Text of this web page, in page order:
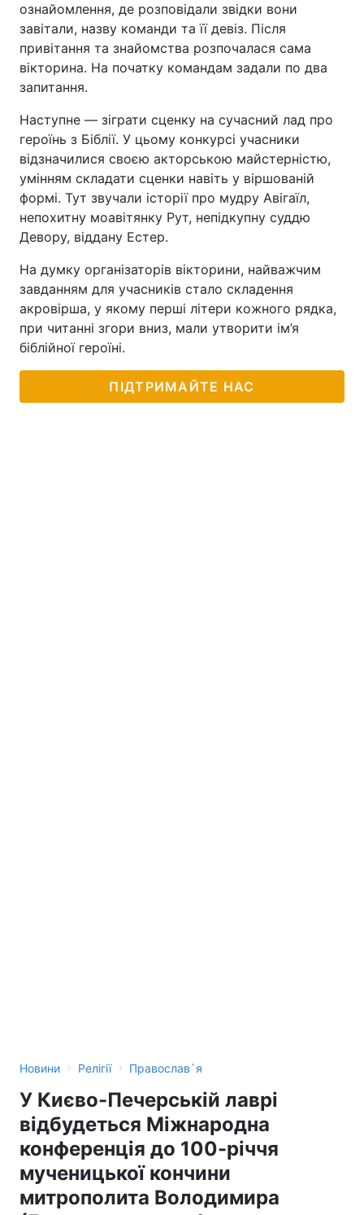
Тема оформлення
ознайомлення, де розповідали звідки вони
завітали, назву команди та її девіз. Після
привітання та знайомства розпочалася сама
вікторина. На початку командам задали по два
запитання.
Наступне — зіграти сценку на сучасний лад про
героїнь з Біблії. У цьому конкурсі учасники
відзначилися своєю акторською майстерністю,
умінням складати сценки навіть у віршованій
формі. Тут звучали історії про мудру Авігаїл,
непохитну моавітянку Рут, непідкупну суддю
Девору, віддану Естер.
На думку організаторів вікторини, найважчим
завданням для учасників стало складення
акровірша, у якому перші літери кожного рядка,
при читанні згори вниз, мали утворити ім’я
біблійної героїні.
ПІДТРИМАЙТЕ НАС
Новини › Релігії › Православ`я
У Києво-Печерській лаврі
відбудеться Міжнародна
конференція до 100-річчя
мученицької кончини
митрополита Володимира